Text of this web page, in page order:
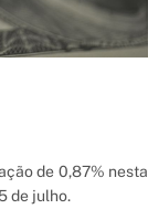
de 0,87% nesta
de julho.